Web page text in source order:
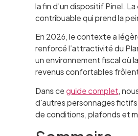
la fin d’un dispositif Pinel.
contribuable qui prend la
En 2026, le contexte a
renforcé l’attractivité du
un environnement fiscal où
revenus confortables
Dans ceguide complet,
d’autres personnages
de conditions, plafonds et